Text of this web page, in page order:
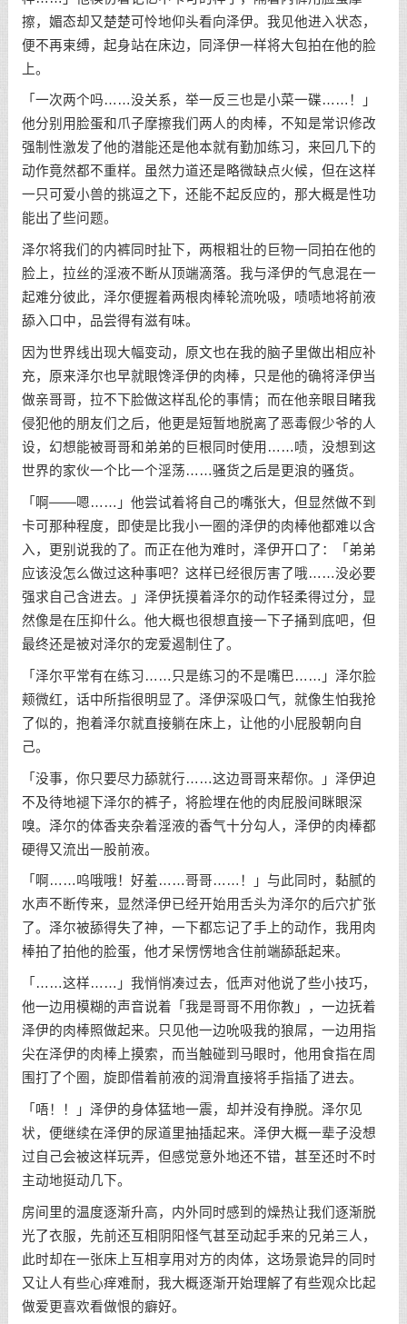
擦，媚态却又楚楚可怜地仰头看向泽伊。我见他进入状态，
便不再束缚，起身站在床边，同泽伊一样将大包拍在他的脸
上。
「一次两个吗……没关系，举一反三也是小菜一碟……！」
他分别用脸蛋和爪子摩擦我们两人的肉棒，不知是常识修改
强制性激发了他的潜能还是他本就有勤加练习，来回几下的
动作竟然都不重样。虽然力道还是略微缺点火候，但在这样
一只可爱小兽的挑逗之下，还能不起反应的，那大概是性功
能出了些问题。
泽尔将我们的内裤同时扯下，两根粗壮的巨物一同拍在他的
脸上，拉丝的淫液不断从顶端滴落。我与泽伊的气息混在一
起难分彼此，泽尔便握着两根肉棒轮流吮吸，啧啧地将前液
舔入口中，品尝得有滋有味。
因为世界线出现大幅变动，原文也在我的脑子里做出相应补
充，原来泽尔也早就眼馋泽伊的肉棒，只是他的确将泽伊当
做亲哥哥，拉不下脸做这样乱伦的事情；而在他亲眼目睹我
侵犯他的朋友们之后，他更是短暂地脱离了恶毒假少爷的人
设，幻想能被哥哥和弟弟的巨根同时使用……啧，没想到这
世界的家伙一个比一个淫荡……骚货之后是更浪的骚货。
「啊——嗯……」他尝试着将自己的嘴张大，但显然做不到
卡可那种程度，即使是比我小一圈的泽伊的肉棒他都难以含
入，更别说我的了。而正在他为难时，泽伊开口了：「弟弟
应该没怎么做过这种事吧？这样已经很厉害了哦……没必要
强求自己含进去。」泽伊抚摸着泽尔的动作轻柔得过分，显
然像是在压抑什么。他大概也很想直接一下子捅到底吧，但
最终还是被对泽尔的宠爱遏制住了。
「泽尔平常有在练习……只是练习的不是嘴巴……」泽尔脸
颊微红，话中所指很明显了。泽伊深吸口气，就像生怕我抢
了似的，抱着泽尔就直接躺在床上，让他的小屁股朝向自
己。
「没事，你只要尽力舔就行……这边哥哥来帮你。」泽伊迫
不及待地褪下泽尔的裤子，将脸埋在他的肉屁股间眯眼深
嗅。泽尔的体香夹杂着淫液的香气十分勾人，泽伊的肉棒都
硬得又流出一股前液。
「啊……呜哦哦！好羞……哥哥……！」与此同时，黏腻的
水声不断传来，显然泽伊已经开始用舌头为泽尔的后穴扩张
了。泽尔被舔得失了神，一下都忘记了手上的动作，我用肉
棒拍了拍他的脸蛋，他才呆愣愣地含住前端舔舐起来。
「……这样……」我悄悄凑过去，低声对他说了些小技巧，
他一边用模糊的声音说着「我是哥哥不用你教」，一边抚着
泽伊的肉棒照做起来。只见他一边吮吸我的狼屌，一边用指
尖在泽伊的肉棒上摸索，而当触碰到马眼时，他用食指在周
围打了个圈，旋即借着前液的润滑直接将手指插了进去。
「唔！！」泽伊的身体猛地一震，却并没有挣脱。泽尔见
状，便继续在泽伊的尿道里抽插起来。泽伊大概一辈子没想
过自己会被这样玩弄，但感觉意外地还不错，甚至还时不时
主动地挺动几下。
房间里的温度逐渐升高，内外同时感到的燥热让我们逐渐脱
光了衣服，先前还互相阴阳怪气甚至动起手来的兄弟三人，
此时却在一张床上互相享用对方的肉体，这场景诡异的同时
又让人有些心痒难耐，我大概逐渐开始理解了有些观众比起
做爱更喜欢看做恨的癖好。